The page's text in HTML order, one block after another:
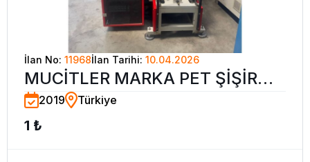
İlan No: 11968İlan Tarihi: 10.04.2026
MUCİTLER MARKA PET ŞİŞİRME
MAKİNASI
2019 Türkiye
1 ₺